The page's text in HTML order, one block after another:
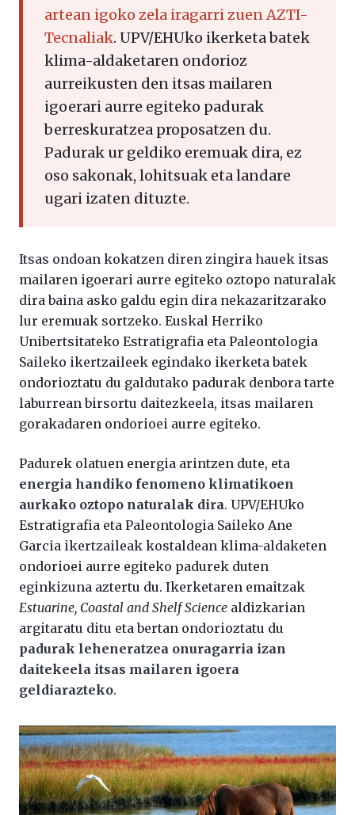
artean igoko zela iragarri zuen AZTI-
Tecnaliak. UPV/EHUko ikerketa batek
klima-aldaketaren ondorioz
aurreikusten den itsas mailaren
igoerari aurre egiteko padurak
berreskuratzea proposatzen du.
Padurak ur geldiko eremuak dira, ez
oso sakonak, lohitsuak eta landare
ugari izaten dituzte.
Itsas ondoan kokatzen diren zingira hauek itsas
mailaren igoerari aurre egiteko oztopo naturalak
dira baina asko galdu egin dira nekazaritzarako
lur eremuak sortzeko. Euskal Herriko
Unibertsitateko Estratigrafia eta Paleontologia
Saileko ikertzaileek egindako ikerketa batek
ondorioztatu du galdutako padurak denbora tarte
laburreanbirsortu daitezkeela, itsas mailaren
gorakadaren ondorioei aurre egiteko.
Padurek olatuen energia arintzen dute, eta
energia handiko fenomeno klimatikoen
aurkako oztopo naturalak dira. UPV/EHUko
Estratigrafia eta Paleontologia Saileko Ane
Garcia ikertzaileak kostaldean klima-aldaketen
ondorioei aurre egiteko padurek duten
eginkizuna aztertu du. Ikerketaren emaitzak
Estuarine, Coastal and Shelf Science aldizkarian
argitaratu ditu eta bertan ondorioztatu du
padurak leheneratzea onuragarria izan
daitekeela itsas mailaren igoera
geldiarazteko.